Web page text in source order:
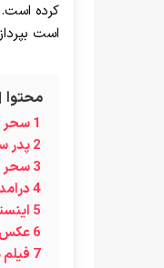
کرده
است
محتوا
1سحر
2پدر
3سحر
4
5
6عکس
7